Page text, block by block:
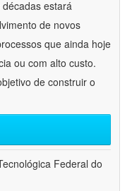
estará
de novos
que ainda hoje
ou com alto custo.
de construir o
Federal do